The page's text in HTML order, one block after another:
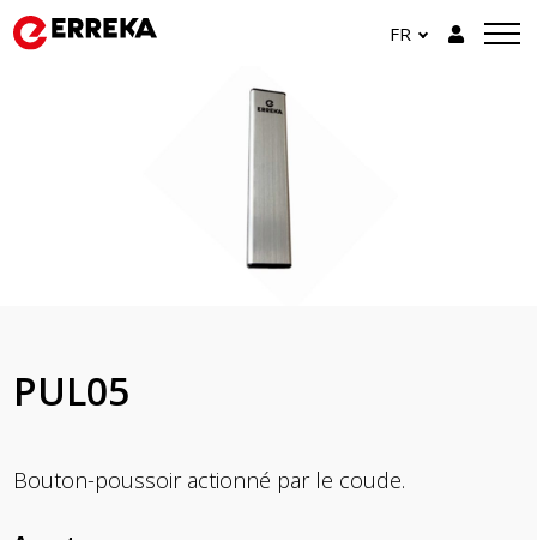
FR
PUL05
Bouton-poussoir actionné par le coude.